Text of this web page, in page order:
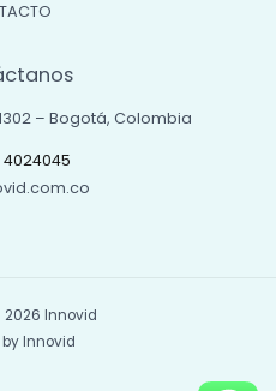
– Bogotá, Colombia
4024045
Innovid
by Innovid